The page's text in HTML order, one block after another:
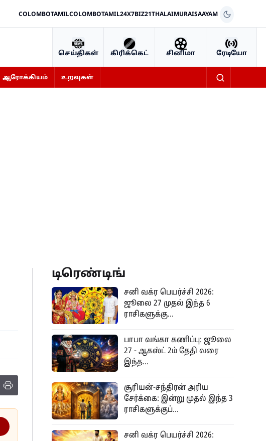
COLOMBOTAMILCOLOMBOTAMIL24X7BIZ21THALAIMURAISAAYAM
செய்திகள் கிரிக்கெட் சினிமா ரேடியோ
ஆரோக்கியம் உறவுகள்
டிரெண்டிங்
சனி வக்ர பெயர்ச்சி 2026:
ஜூலை 27 முதல் இந்த 6
ராசிகளுக்கு...
பாபா வங்கா கணிப்பு: ஜூலை
27 - ஆகஸ்ட் 2ம் தேதி வரை
இந்த...
சூரியன்-சந்திரன் அரிய
சேர்க்கை: இன்று முதல் இந்த 3
ராசிகளுக்குப்...
சனி வக்ர பெயர்ச்சி 2026: